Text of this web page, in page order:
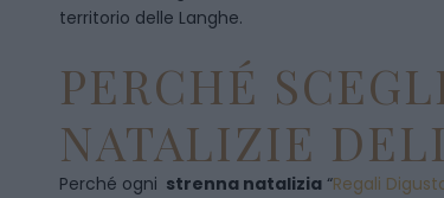
territorio delle Langhe.
PERCHÉ
NATALIZIE
Perché ogni strenna natalizia “Regali